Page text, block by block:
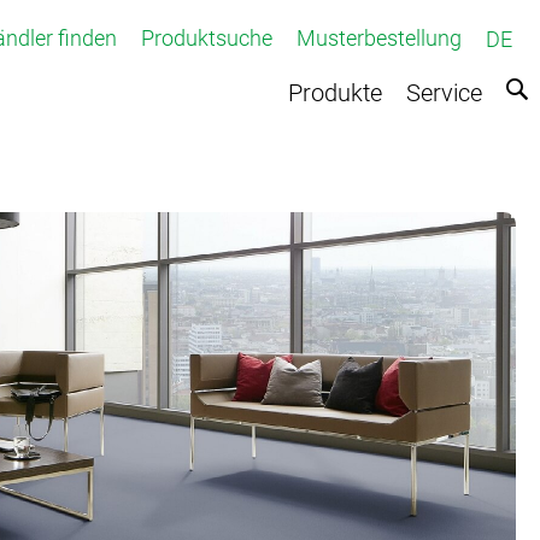
DE
finden Produktsuche Musterbestellung
Produkte
Teppichboden
Teppich
Service